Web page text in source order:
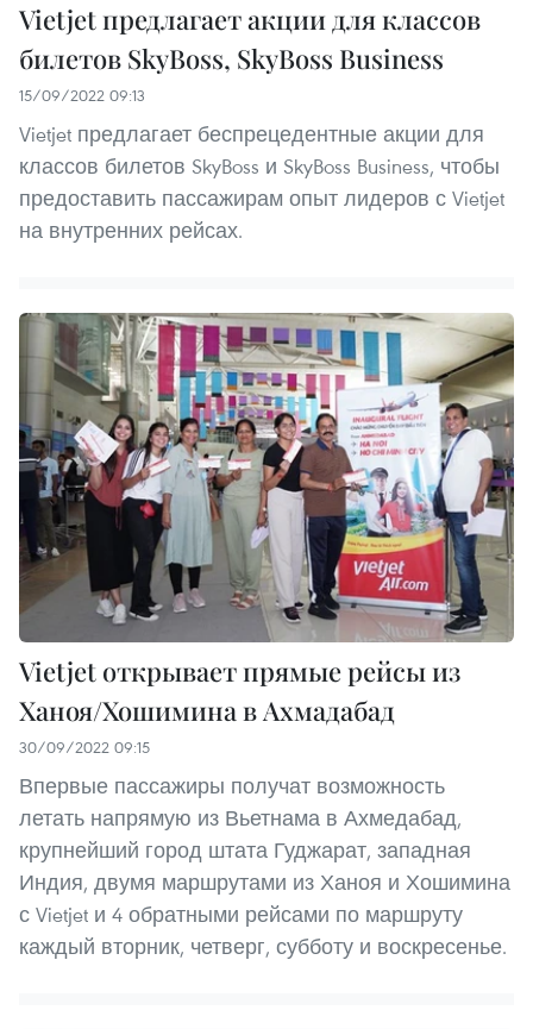
Vietjet предлагает акции для классов
билетов SkyBoss, SkyBoss Business
15/09/2022 09:13
Vietjet предлагает беспрецедентные акции для
классов билетов SkyBoss и SkyBoss Business, чтобы
предоставить пассажирам опыт лидеров с Vietjet
на внутренних рейсах.
Vietjet открывает прямые рейсы из
Ханоя/Хошимина в Ахмадабад
30/09/2022 09:15
Впервые пассажиры получат возможность
летать напрямую из Вьетнама в Ахмедабад,
крупнейший город штата Гуджарат, западная
Индия, двумя маршрутами из Ханоя и Хошимина
с Vietjet и 4 обратными рейсами по маршруту
каждый вторник, четверг, субботу и воскресенье.